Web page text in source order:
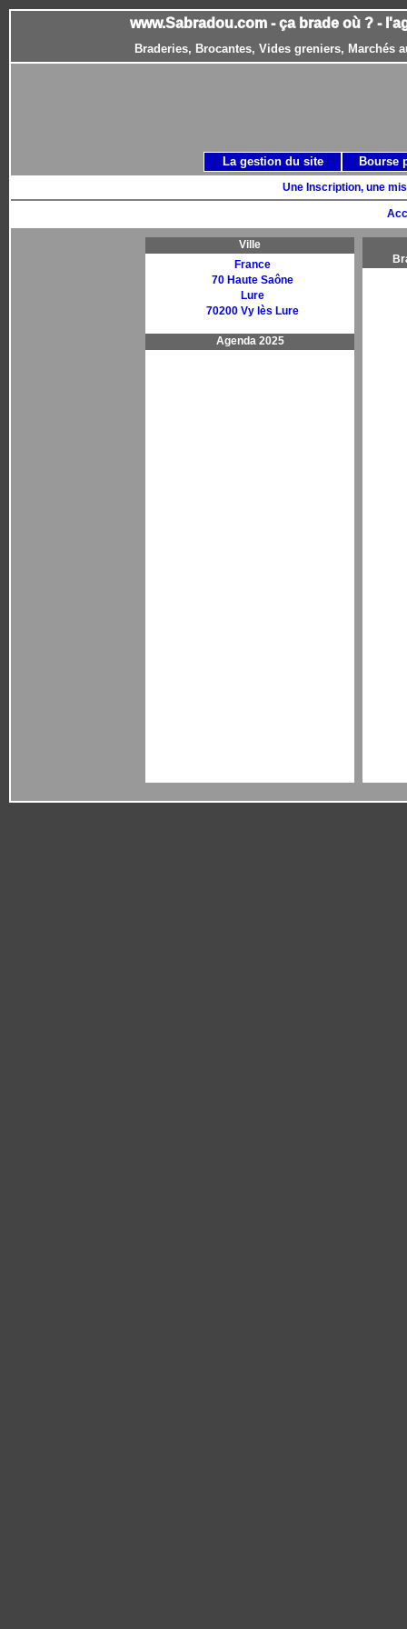
www.Sabradou.com - ça brade où ? -
Braderies, Brocantes, Vides greniers, Marchés
Une Inscription, une
Ville
France
70 Haute Saône
Lure
70200 Vy lès Lure
Agenda 2025
La gestion du site Bourse